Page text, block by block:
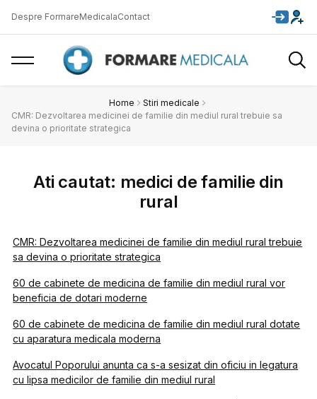
Despre FormareMedicalaContact
Home
Stiri medicale
CMR: Dezvoltarea medicinei de familie din mediul rural trebuie sa
devina o prioritate strategica
Ati cautat: medici de familie din
rural
CMR: Dezvoltarea medicinei de familie din mediul rural trebuie
sa devina o prioritate strategica
60 de cabinete de medicina de familie din mediul rural vor
beneficia de dotari moderne
60 de cabinete de medicina de familie din mediul rural dotate
cu aparatura medicala moderna
Avocatul Poporului anunta ca s-a sesizat din oficiu in legatura
cu lipsa medicilor de familie din mediul rural